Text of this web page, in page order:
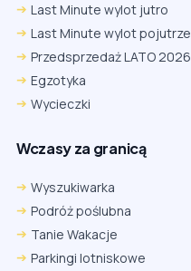
Last Minute wylot jutro
Last Minute wylot pojutrze
Przedsprzedaż LATO 2026
Egzotyka
Wycieczki
Wczasy za granicą
Wyszukiwarka
Podróż poślubna
Tanie Wakacje
Parkingi lotniskowe